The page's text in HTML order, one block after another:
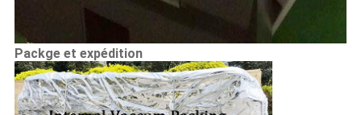
Packge et expédition